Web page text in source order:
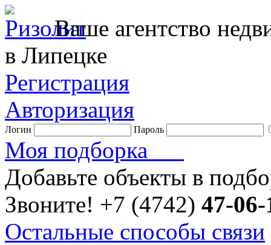
Ваше агентство
в Липецке
Регистрация
Авторизация
Логин Пароль
Моя подборка
Добавьте объекты в
Звоните! +7 (4742) 47-06-
Остальные способы связи